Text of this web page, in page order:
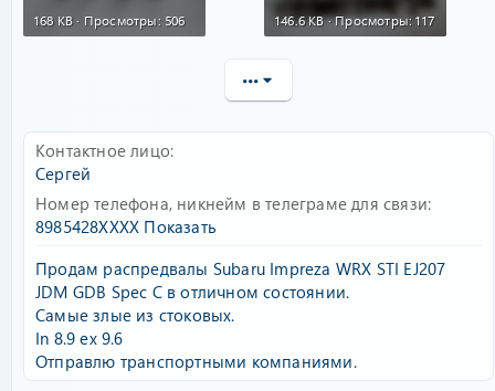
168 KB · Просмотры: 506
146.6 KB · Просмотры: 117
•••
Контактное лицо
Сергей
Номер телефона, никнейм в телеграме для связи
8985428XXXX Показать
Продам распредвалы Subaru Impreza WRX STI EJ207
JDM GDB Spec C в отличном состоянии.
Самые злые из стоковых.
In 8.9 ex 9.6
Отправлю транспортными компаниями.